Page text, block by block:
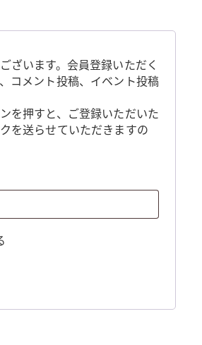
ざいます。会員登録いただく
コメント投稿、イベント投稿
を押すと、ご登録いただいた
を送らせていただきますの